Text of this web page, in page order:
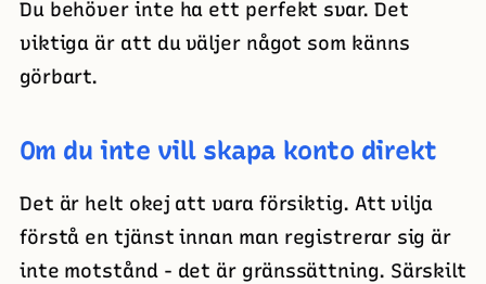
Du behöver inte ha ett perfekt svar. Det
viktiga är att du väljer något som känns
görbart.
Om du inte vill skapa konto direkt
Det är helt okej att vara försiktig. Att vilja
förstå en tjänst innan man registrerar sig är
inte motstånd - det är gränssättning. Särskilt